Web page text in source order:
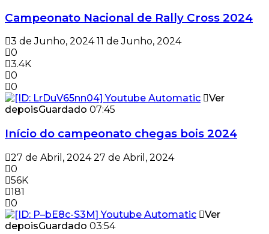
Campeonato Nacional de Rally Cross 2024
3 de Junho, 2024 11 de Junho, 2024
0
3.4K
0
0
Ver
depoisGuardado 07:45
Início do campeonato chegas bois 2024
27 de Abril, 2024 27 de Abril, 2024
0
56K
181
0
Ver
depoisGuardado 03:54